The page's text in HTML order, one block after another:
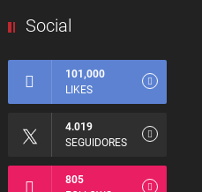
Social
101,000
LIKES
4.019
SEGUIDORES
805